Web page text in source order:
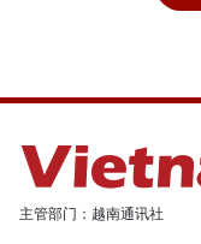
主管部门：越南通讯社